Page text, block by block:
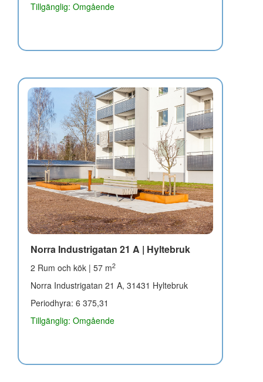
Tillgänglig: Omgående
Norra Industrigatan 21 A | Hyltebruk
2 Rum och kök | 57 m2
Norra Industrigatan 21 A, 31431 Hyltebruk
Periodhyra: 6 375,31
Tillgänglig: Omgående